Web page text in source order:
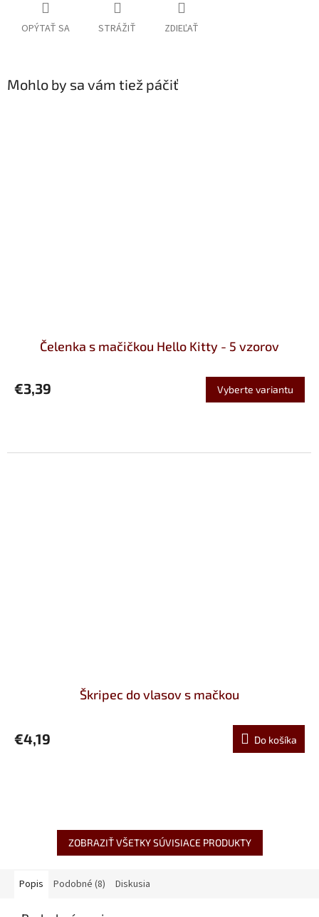
OPÝTAŤ SA STRÁŽIŤ ZDIEĽAŤ
Mohlo by sa vám tiež páčiť
Čelenka s mačičkou Hello Kitty - 5 vzorov
€3,39 Vyberte variantu
Škripec do vlasov s mačkou
€4,19 Do košíka
ZOBRAZIŤ VŠETKY SÚVISIACE PRODUKTY
Popis Podobné (8) Diskusia